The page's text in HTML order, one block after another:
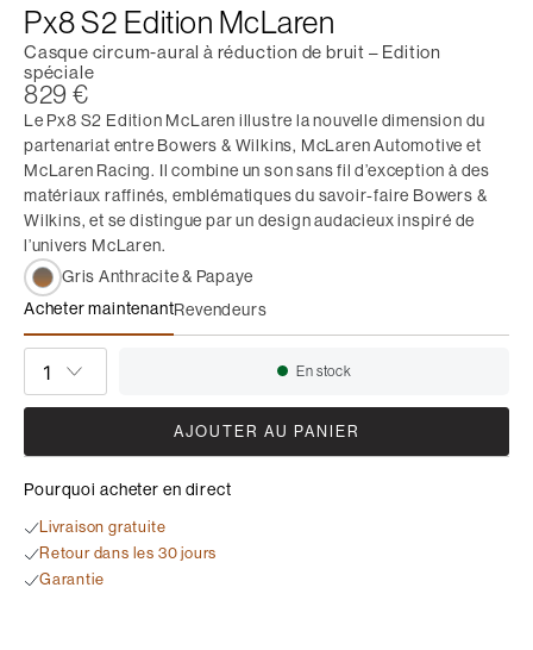
Px8 S2 Edition McLaren
Casque circum-aural à réduction de bruit – Edition
spéciale
829 €
Le Px8 S2 Edition McLaren illustre la nouvelle dimension du
partenariat entre Bowers & Wilkins, McLaren Automotive et
McLaren Racing. Il combine un son sans fil d’exception à des
matériaux raffinés, emblématiques du savoir-faire Bowers &
Wilkins, et se distingue par un design audacieux inspiré de
l’univers McLaren.
Gris Anthracite & Papaye
Acheter maintenant
Px8 S2 Edition McLaren
Revendeurs
Disponibilité:
En stock
AJOUTER AU PANIER
Pourquoi acheter en direct
Livraison gratuite
Retour dans les 30 jours
Garantie